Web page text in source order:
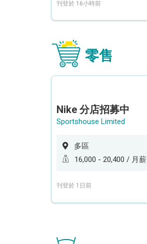
刊登於 16小時前
零售
Nike 分店招募中
Sportshouse Limited
多區
16,000 - 20,400 / 月薪
刊登於 1日前